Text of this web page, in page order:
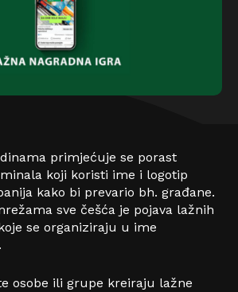
primjećuje se porast
koji koristi ime i logotip
kako bi prevario bh. građane.
sve češća je pojava lažnih
se organiziraju u ime
osobe ili grupe kreiraju lažne